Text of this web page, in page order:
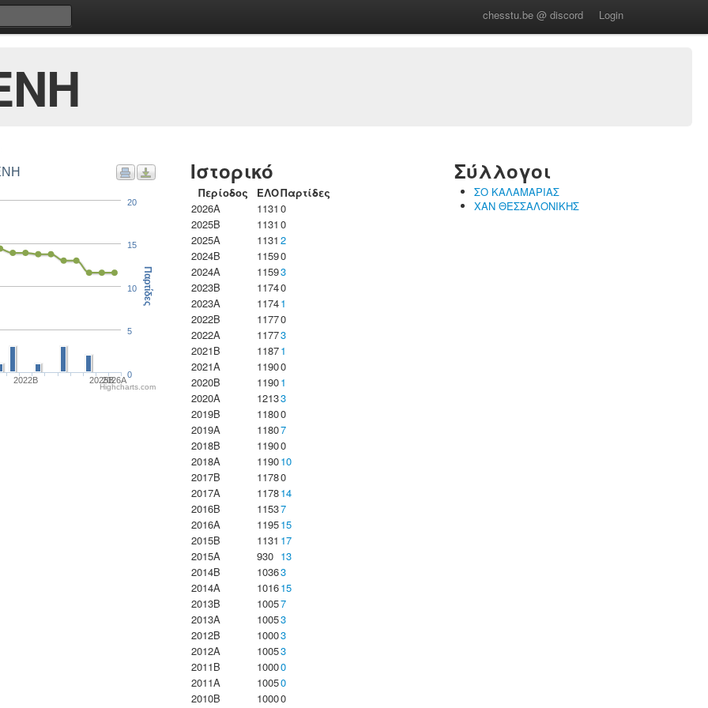
chesstu.be @ discord Login
2022B 2025B2026A
0
5
10
15
20
Παρτίδες
Highcharts.com
Ιστορικό
Περίοδος ΕΛΟΠαρτίδες
2026A
1131 0
2025B
1131 0
2025A
1131 2
2024B
11590
2024A
11593
2023B
11740
2023Α
11741
2022B
11770
2022A
11773
2021B
11871
2021A
11900
2020B
11901
2020A
12133
2019B
11800
2019A
11807
2018B
11900
2018A
119010
2017B
11780
2017A
117814
2016B
11537
2016A
119515
2015B
1131 17
2015A
930 13
2014B
10363
2014A
101615
2013B
10057
2013A
10053
2012B
10003
2012A
10053
2011B
10000
2011A
10050
2010B
10000
Σύλλογοι
ΣΟ ΚΑΛΑΜΑΡΙΑΣ
ΧΑΝ ΘΕΣΣΑΛΟΝΙΚΗΣ